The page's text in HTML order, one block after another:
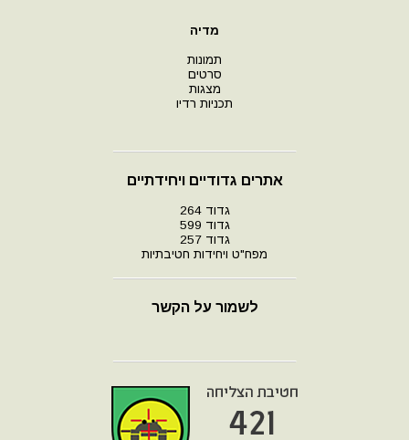
מדיה
תמונות
סרטים
מצגות
תכניות רדיו
אתרים גדודיים ויחידתיים
גדוד 264
גדוד 599
גדוד 257
מפח"ט ויחידות חטיבתיות
לשמור על הקשר